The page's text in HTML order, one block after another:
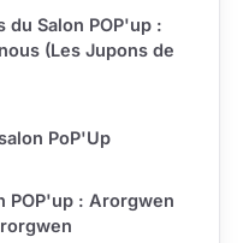
du Salon POP'up :
(Les Jupons de
PoP'Up
POP'up : Arorgwen